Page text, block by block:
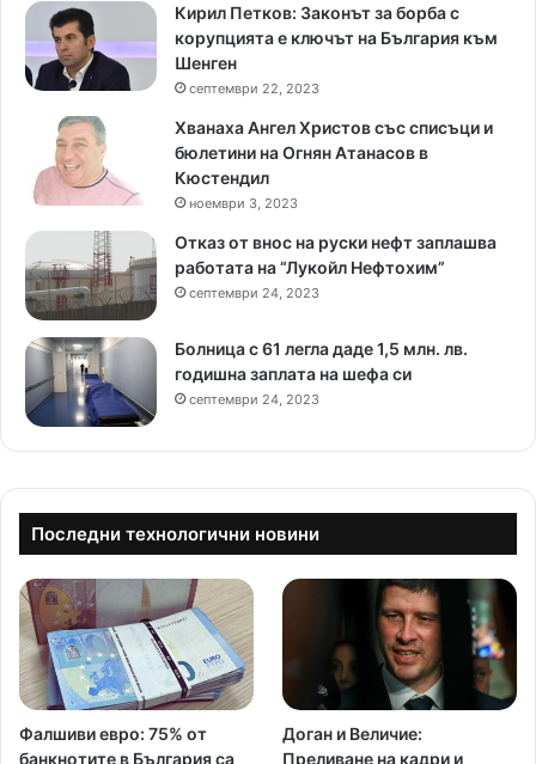
Кирил Петков: Законът за борба с
корупцията е ключът на България към
Шенген
септември 22, 2023
Хванаха Ангел Христов със списъци и
бюлетини на Огнян Атанасов в
Кюстендил
ноември 3, 2023
Отказ от внос на руски нефт заплашва
работата на “Лукойл Нефтохим”
септември 24, 2023
Болница с 61 легла даде 1,5 млн. лв.
годишна заплата на шефа си
септември 24, 2023
Последни технологични новини
Фалшиви евро: 75% от
банкнотите в България са
Доган и Величие:
Преливане на кадри и